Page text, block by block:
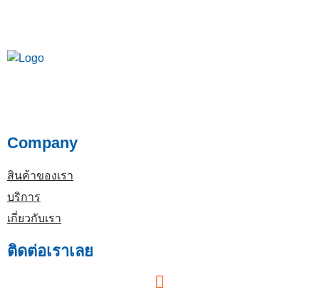
Company
สินค้าของเรา
บริการ
เกี่ยวกับเรา
ติดต่อเราเลย